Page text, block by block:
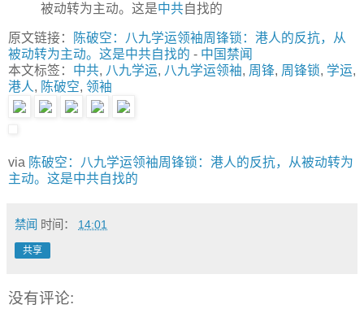
被动转为主动。这是中共自找的
原文链接：
陈破空：八九学运领袖周锋锁：港人的反抗，从
被动转为主动。这是中共自找的 - 中国禁闻
本文标签： 中共, 八九学运, 八九学运领袖, 周锋, 周锋锁, 学运,
港人, 陈破空, 领袖
via 陈破空：八九学运领袖周锋锁：港人的反抗，从被动转为
主动。这是中共自找的
禁闻 时间： 14:01
共享
没有评论: